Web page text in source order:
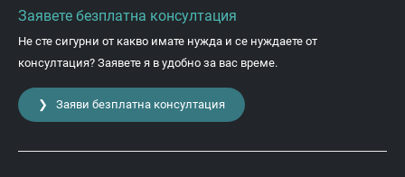
Заявете безплатна консултация
Не сте сигурни от какво имате нужда и се нуждаете от
консултация? Заявете я в удобно за вас време.
❯ Заяви безплатна консултация